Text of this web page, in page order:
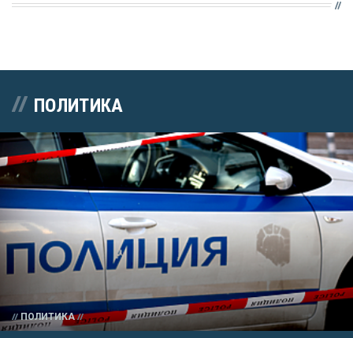
ПОЛИТИКА
ПОЛИТИКА